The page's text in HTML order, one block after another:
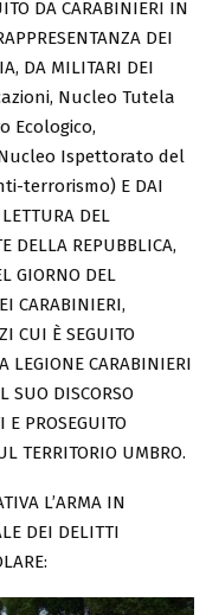
DA CARABINIERI IN
DEI
DA MILITARI DEI
Nucleo Tutela
Ecologico,
Ispettorato del
terrorismo) E DAI
LETTURA DEL
DELLA REPUBBLICA,
GIORNO DEL
CARABINIERI,
CUI È SEGUITO
LEGIONE CARABINIERI
SUO DISCORSO
PROSEGUITO
TERRITORIO UMBRO.
L’ARMA IN
DEI DELITTI